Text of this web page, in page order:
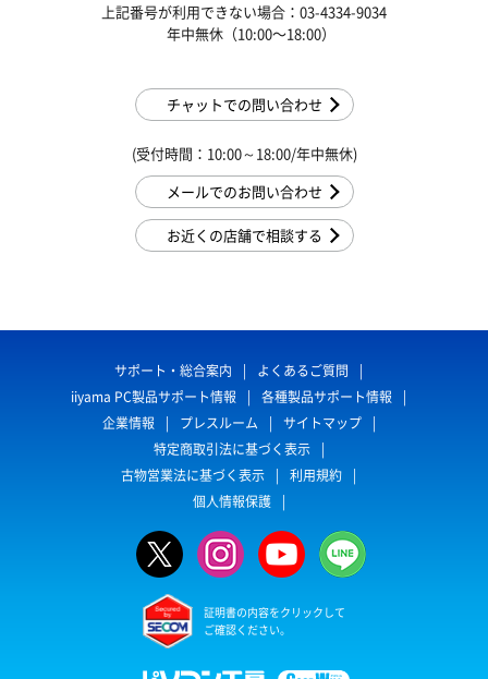
上記番号が利用できない場合：03-4334-9034
年中無休（10:00〜18:00）
チャットでの問い合わせ
(受付時間：10:00～18:00/年中無休)
メールでのお問い合わせ
お近くの店舗で相談する
サポート・総合案内
よくあるご質問
iiyama PC製品サポート情報
各種製品サポート情報
企業情報
プレスルーム
サイトマップ
特定商取引法に基づく表示
古物営業法に基づく表示
利用規約
個人情報保護
証明書の内容をクリックして
ご確認ください。